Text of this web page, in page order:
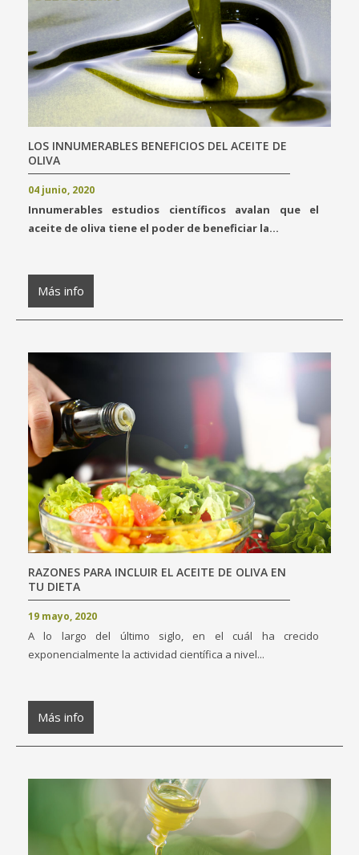
LOS INNUMERABLES BENEFICIOS DEL ACEITE DE
OLIVA
04 junio, 2020
Innumerables estudios científicos avalan que el
aceite de oliva tiene el poder de beneficiar la...
Más info
RAZONES PARA INCLUIR EL ACEITE DE OLIVA EN
TU DIETA
19 mayo, 2020
A lo largo del último siglo, en el cuál ha crecido
exponencialmente la actividad científica a nivel...
Más info